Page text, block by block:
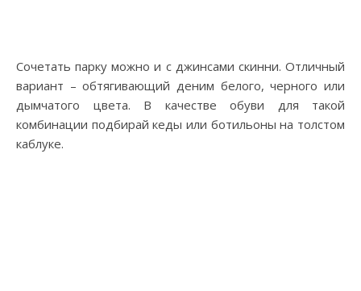
Сочетать парку можно и с джинсами скинни. Отличный
вариант – обтягивающий деним белого, черного или
дымчатого цвета. В качестве обуви для такой
комбинации подбирай кеды или ботильоны на толстом
каблуке.